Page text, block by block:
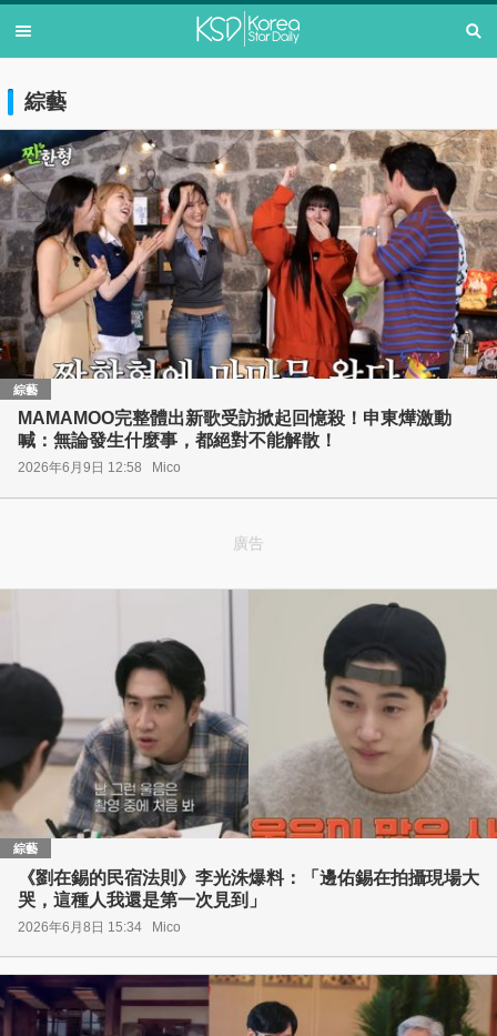
綜藝
綜藝
MAMAMOO完整體出新歌受訪掀起回憶殺！申東燁激動
喊：無論發生什麼事，都絕對不能解散！
2026年6月9日 12:58 Mico
廣告
綜藝
《劉在錫的民宿法則》李光洙爆料：「邊佑錫在拍攝現場大
哭，這種人我還是第一次見到」
2026年6月8日 15:34 Mico